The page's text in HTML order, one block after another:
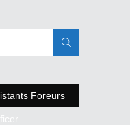
Foreurs